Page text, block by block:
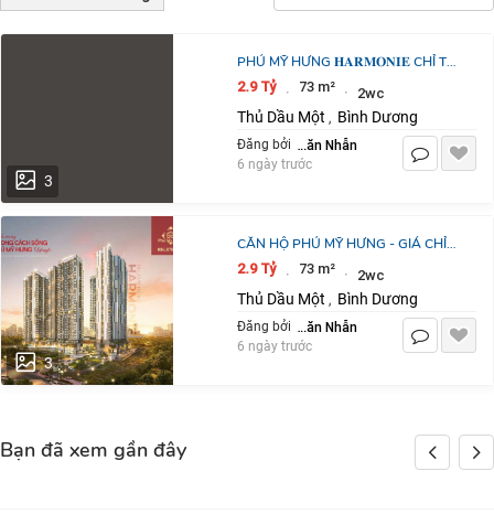
3
PHÚ MỸ HƯNG 𝐇𝐀𝐑𝐌𝐎𝐍𝐈𝐄 CHỈ TỪ
400 TRIỆU (20%)
2.9 Tỷ · 73 m² · 2wc
Thủ Dầu Một , Bình Dương
Đăng bởi Võ Văn Nhẫn
6 ngày trước
3
CĂN HỘ PHÚ MỸ HƯNG - GIÁ CHỈ
2,9 TỶ/CĂN 2PN, DT 73M2
2.9 Tỷ · 73 m² · 2wc
Thủ Dầu Một , Bình Dương
Đăng bởi Võ Văn Nhẫn
6 ngày trước
Bạn đã xem gần đây